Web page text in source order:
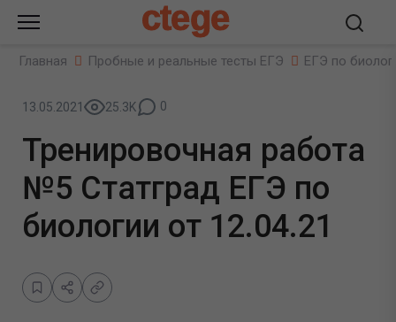
ctege
Главная Пробные и реальные тесты ЕГЭ ЕГЭ по
13.05.2021 25.3K 0
Тренировочная работа
№5 Статград ЕГЭ по
биологии от 12.04.21